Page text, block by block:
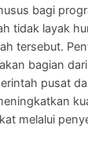
bagi
tidak layak
tersebut.
bagian dari
pusat
melalui